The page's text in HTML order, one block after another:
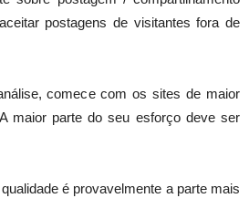
postagens de visitantes fora de
comece com os sites de maior
maior parte do seu esforço deve ser
é provavelmente a parte mais